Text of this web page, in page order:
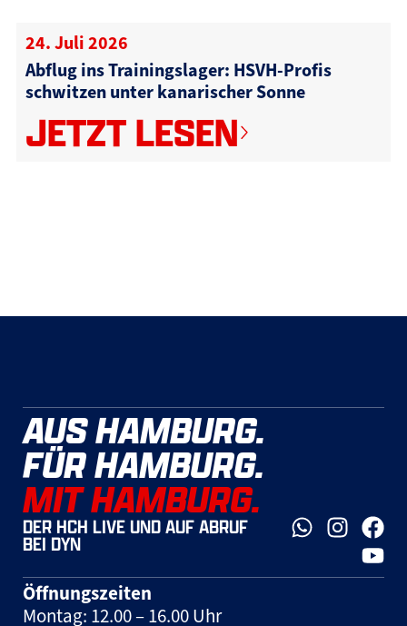
24. Juli 2026
Abflug ins Trainingslager: HSVH-Profis
schwitzen unter kanarischer Sonne
JETZT LESEN
AUS HAMBURG.
FÜR HAMBURG.
MIT HAMBURG.
DER HCH LIVE UND AUF ABRUF
BEI DYN
Öffnungszeiten
Montag: 12.00 – 16.00 Uhr